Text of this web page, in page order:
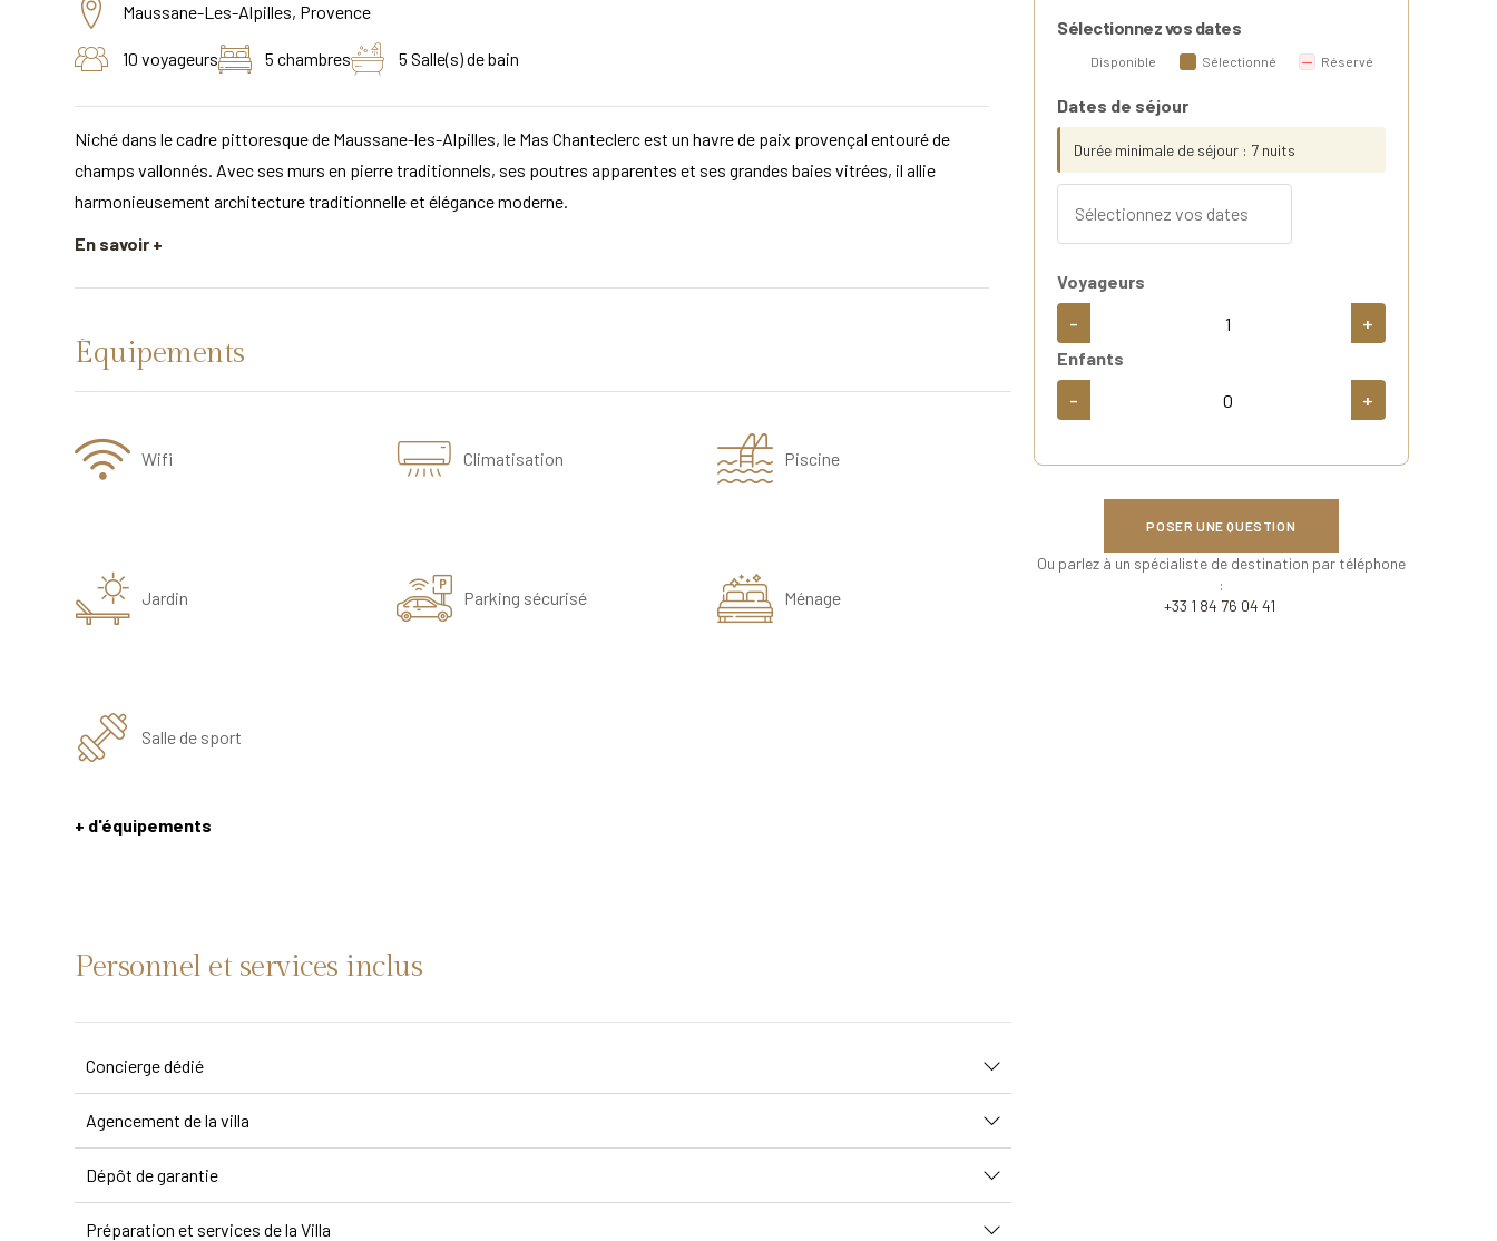
Maussane-Les-Alpilles, Provence
10 voyageurs 5 chambres 5 Salle(s) de bain
Niché dans le cadre pittoresque de Maussane-les-Alpilles, le Mas Chanteclerc est un havre de paix provençal entouré de
champs vallonnés. Avec ses murs en pierre traditionnels, ses poutres apparentes et ses grandes baies vitrées, il allie
harmonieusement architecture traditionnelle et élégance moderne.
En savoir +
Équipements
Wifi Climatisation Piscine
Jardin Parking sécurisé Ménage
Salle de sport
+ d'équipements
Personnel et services inclus
Concierge dédié
Agencement de la villa
Dépôt de garantie
Préparation et services de la Villa
Sélectionnez vos dates
Disponible Sélectionné Réservé
Dates de séjour
Durée minimale de séjour : 7 nuits
Voyageurs
- +
Enfants
- +
POSER UNE QUESTION
Ou parlez à un spécialiste de destination par téléphone
:
+33 1 84 76 04 41